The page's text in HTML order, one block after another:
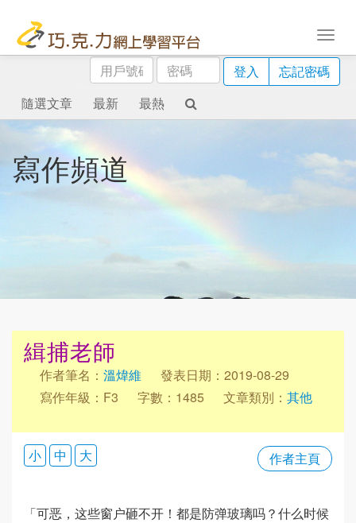
用
戶
號
碼
密
碼
登入
忘記密碼
隨選文章
最新 最熱
寫作頻道
緝捕老師
作者筆名： 溫煒維
發表日期：2019-08-29
寫作年級：F3
字數：1485 文章類別： 其他
作者主頁
小 中 大
「可恶，这些窗户砸不开！都是防弹玻璃吗？什么时候